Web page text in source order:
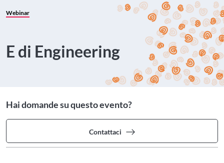
Webinar
E di Engineering
Hai domande su questo evento?
Contattaci